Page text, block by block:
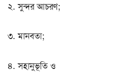
২. সুন্দর আচরণ;
৩. মানবতা;
৪. সহানুভূতি ও